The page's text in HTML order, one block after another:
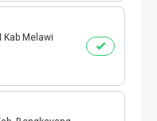
Kab Melawi